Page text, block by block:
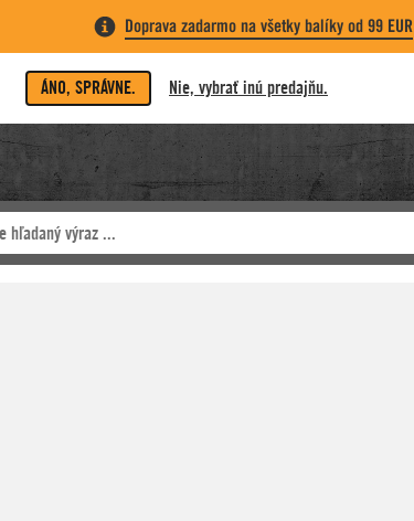
Doprava zadarmo na všetky balíky od 99 EUR
ÁNO, SPRÁVNE. Nie, vybrať inú predajňu.